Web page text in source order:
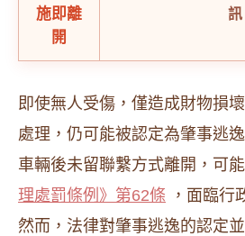
施即離
開
訊
即使無人受傷，僅造成財物損
處理，仍可能被認定為肇事逃
車輛後未留聯繫方式離開，可
理處罰條例》第62條 ，面臨行
然而，法律對肇事逃逸的認定